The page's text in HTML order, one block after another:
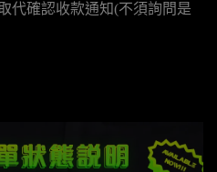
代確認收款通知(不須詢問是